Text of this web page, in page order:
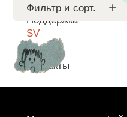
Мужское
Поддержка
SV
Контакты
Фильтр и сорт.